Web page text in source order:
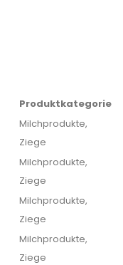
Produktkategorie
Milchprodukte,
Ziege
Milchprodukte,
Ziege
Milchprodukte,
Ziege
Milchprodukte,
Ziege